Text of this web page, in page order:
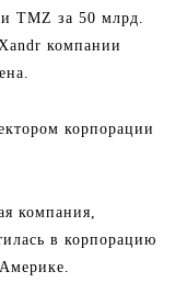
TMZ за 50 млрд.
компании
корпорации
компания,
в корпорацию